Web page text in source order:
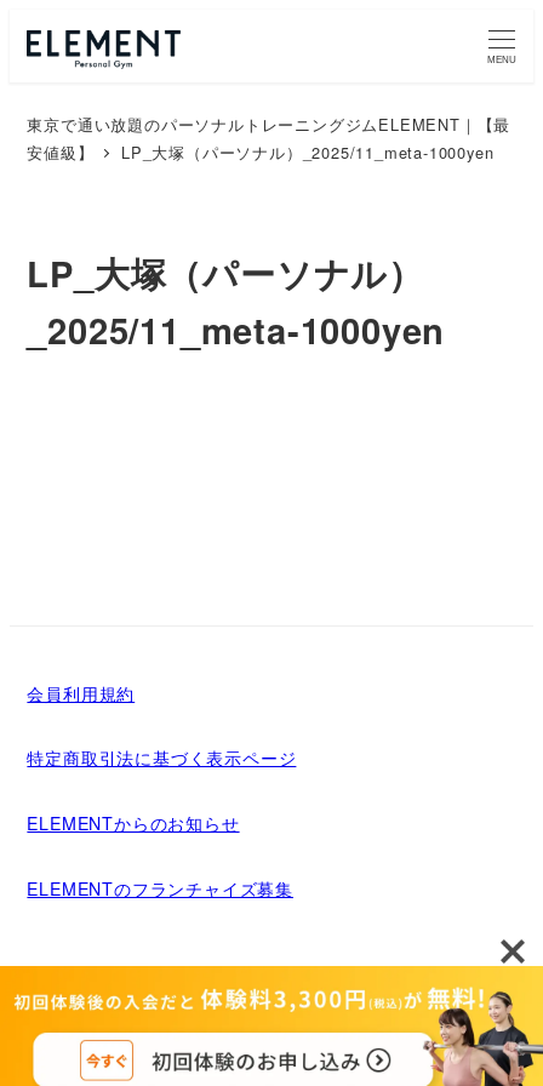
MENU
東京で通い放題のパーソナルトレーニングジムELEMENT｜【最
安値級】
LP_大塚（パーソナル）_2025/11_meta-1000yen
LP_大塚（パーソナル）
_2025/11_meta-1000yen
会員利用規約
特定商取引法に基づく表示ページ
ELEMENTからのお知らせ
ELEMENTのフランチャイズ募集
メディア掲載について 運営者情報
Copyright©MIGRIDS INC. ALL rights reserved.